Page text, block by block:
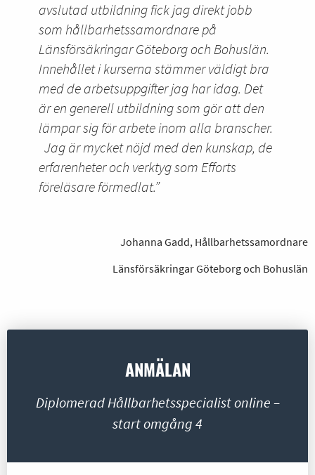
avslutad utbildning fick jag direkt jobb
som hållbarhetssamordnare på
Länsförsäkringar Göteborg och Bohuslän.
Innehållet i kurserna stämmer väldigt bra
med de arbetsuppgifter jag har idag. Det
är en generell utbildning som gör att den
lämpar sig för arbete inom alla branscher.
Jag är mycket nöjd med den kunskap, de
erfarenheter och verktyg som Efforts
föreläsare förmedlat.”
Johanna Gadd, Hållbarhetssamordnare
Länsförsäkringar Göteborg och Bohuslän
ANMÄLAN
Diplomerad Hållbarhetsspecialist online –
start omgång 4